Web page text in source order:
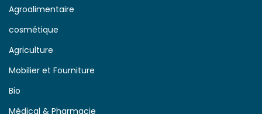
Agroalimentaire
cosmétique
Agriculture
Mobilier et Fourniture
Bio
Médical & Pharmacie